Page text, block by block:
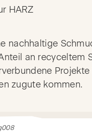
HARZ
nachhaltige
an recyceltem
zugute kommen.